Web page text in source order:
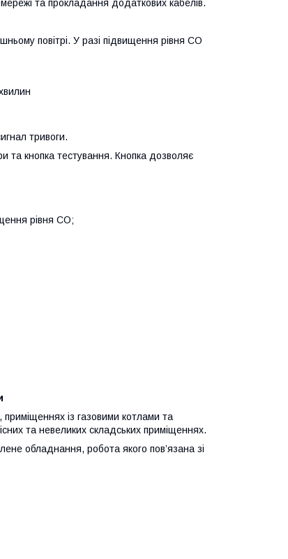
та прокладання додаткових кабелів.
повітрі. У разі підвищення рівня CO
тривоги.
та кнопка тестування. Кнопка дозволяє
рівня CO;
із газовими котлами та
та невеликих складських приміщеннях.
обладнання, робота якого пов’язана зі